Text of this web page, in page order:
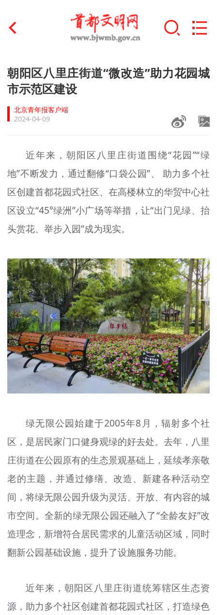
首页
文明创建
文明实践
未成年人思想道德建设
榜样人物
+
身边好人
文明评论
宣传思想文化人才
专题
资料库
+
朝阳区八里庄街道“微改造”助力花园城
市示范区建设
北京青年报客户端
2024-04-09
近年来，朝阳区八里庄街道围绕“花园”“绿
地”不断发力，通过翻修“口袋公园”、 助力多个社
区创建首都花园式社区、在高楼林立的华贸中心社
区设立“45°绿洲”小广场等举措，让“出门见绿、抬
头赏花、举步入园”成为现实。
绿无限公园始建于2005年8月，辐射多个社
区，是居民家门口健身观绿的好去处。去年，八里
庄街道在公园原有的生态景观基础上，延续孝亲敬
老的主题，并通过修缮、改造、新建各种活动空
间，将绿无限公园升级为灵活、开放、有内容的城
市空间。全新的绿无限公园还融入了“全龄友好”改
造理念，新增符合居民需求的儿童活动区域，同时
翻新公园基础设施，提升了设施服务功能。
近年来，朝阳区八里庄街道统筹辖区生态资
源，助力多个社区创建首都花园式社区，打造绿色